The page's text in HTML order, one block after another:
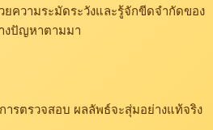
ยความระมัดระวังและรู้จักขีดจำกัดของ
งปัญหาตามมา
รตรวจสอบ ผลลัพธ์จะสุ่มอย่างแท้จริง